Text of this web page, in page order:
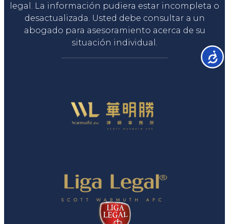
legal. La información pudiera estar incompleta o
desactualizada. Usted debe consultar a un
abogado para asesoramiento acerca de su
situación individual.